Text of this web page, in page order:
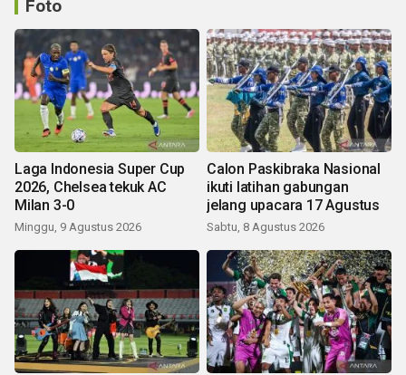
Foto
Laga Indonesia Super Cup
2026, Chelsea tekuk AC
Milan 3-0
Minggu, 9 Agustus 2026
Calon Paskibraka Nasional
ikuti latihan gabungan
jelang upacara 17 Agustus
Sabtu, 8 Agustus 2026